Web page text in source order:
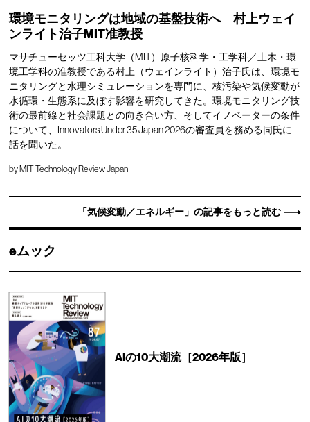
環境モニタリングは地域の基盤技術へ 村上ウェイ
ンライト治子MIT准教授
マサチューセッツ工科大学（MIT）原子核科学・工学科／土木・環
境工学科の准教授である村上（ウェインライト）治子氏は、環境モ
ニタリングと水理シミュレーションを専門に、核汚染や気候変動が
水循環・生態系に及ぼす影響を研究してきた。環境モニタリング技
術の最前線と社会課題との向き合い方、そしてイノベーターの条件
について、Innovators Under 35 Japan 2026の審査員を務める同氏に
話を聞いた。
byMIT Technology Review Japan
「気候変動／エネルギー」の記事をもっと読む
eムック
AIの10大潮流［2026年版］